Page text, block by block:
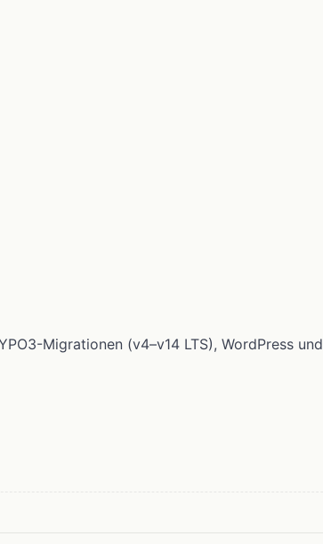
Migrationen (v4–v14 LTS), WordPress und